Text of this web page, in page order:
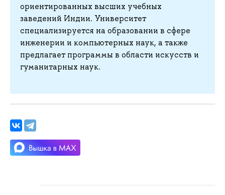
ориентированных высших учебных
заведений Индии. Университет
специализируется на образовании в сфере
инженерии и компьютерных наук, а также
предлагает программы в области искусств и
гуманитарных наук.